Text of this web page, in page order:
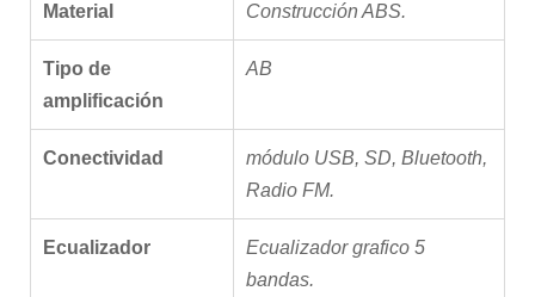
Material Construcción ABS.
Tipo de
amplificación
AB
Conectividad
módulo USB, SD, Bluetooth,
Radio FM.
Ecualizador
Ecualizador grafico 5
bandas.